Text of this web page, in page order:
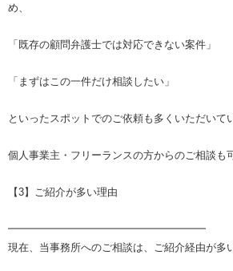
め、
「既存の顧問弁護士では対応できない案件」
「まずはこの一件だけ相談したい」
といったスポットでのご依頼も多くいただいて
個人事業主・フリーランスの方からのご相談も
【3】ご紹介が多い理由
━━━━━━━━━━━━━━━━━━━
現在、当事務所へのご相談は、ご紹介経由が多